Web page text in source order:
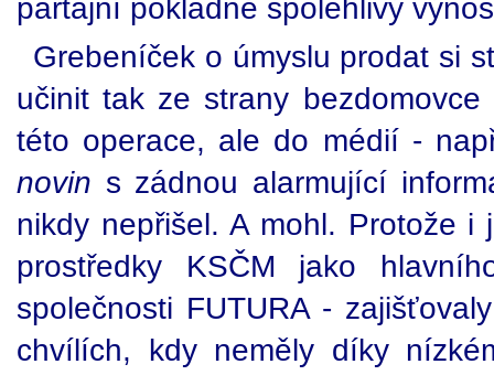
partajní pokladně spolehlivý
Grebeníček o úmyslu prodat si
učinit tak ze strany
této operace, ale do médií -
novin s zádnou alarmující
nikdy nepřišel. A mohl. Protože
prostředky KSČM jako
společnosti FUTURA -
chvílích, kdy neměly díky